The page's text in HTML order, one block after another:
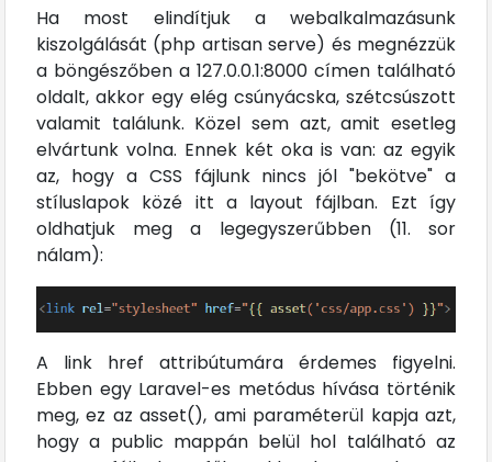
Ha most elindítjuk a webalkalmazásunk
kiszolgálását (php artisan serve) és megnézzük
a böngészőben a 127.0.0.1:8000 címen található
oldalt, akkor egy elég csúnyácska, szétcsúszott
valamit találunk. Közel sem azt, amit esetleg
elvártunk volna. Ennek két oka is van: az egyik
az, hogy a CSS fájlunk nincs jól "bekötve" a
stíluslapok közé itt a layout fájlban. Ezt így
oldhatjuk meg a legegyszerűbben (11. sor
nálam):
A link href attribútumára érdemes figyelni.
Ebben egy Laravel-es metódus hívása történik
meg, ez az asset(), ami paraméterül kapja azt,
hogy a public mappán belül hol található az